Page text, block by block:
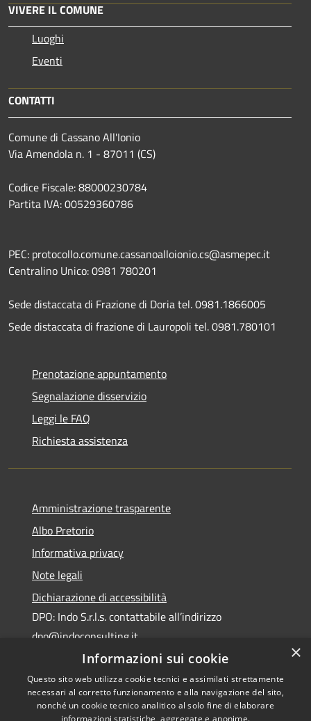
VIVERE IL COMUNE
Luoghi
Eventi
CONTATTI
Comune di Cassano All'Ionio
Via Amendola n. 1 - 87011 (CS)
Codice Fiscale: 88000230784
Partita IVA: 00529360786
PEC: protocollo.comune.cassanoalloionio.cs@asmepec.it
Centralino Unico: 0981 780201
Sede distaccata di Frazione di Doria tel. 0981.1866005
Sede distaccata di frazione di Lauropoli tel. 0981.780101
Prenotazione appuntamento
Segnalazione disservizio
Leggi le FAQ
Richiesta assistenza
Amministrazione trasparente
Albo Pretorio
Informativa privacy
Note legali
Dichiarazione di accessibilità
DPO: Indo S.r.l.s. contattabile all’indirizzo
dpo@indoconsulting.it
×
Informazioni sui cookie
Questo sito web utilizza cookie tecnici e assimilati strettamente
necessari al corretto funzionamento e alla navigazione del sito,
nonché un cookie tecnico analitico al solo fine di elaborare
informazioni statistiche, aggregate e anonime.